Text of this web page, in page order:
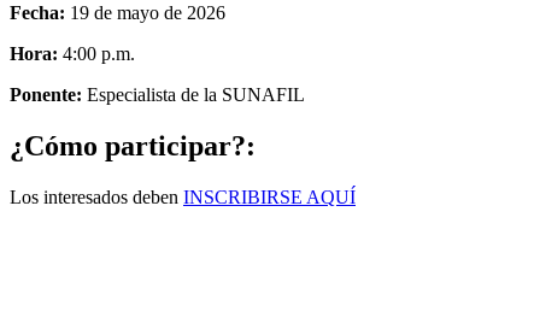
Fecha: 19 de mayo de 2026
Hora: 4:00 p.m.
Ponente: Especialista de la SUNAFIL
¿Cómo participar?:
Los interesados deben INSCRIBIRSE AQUÍ